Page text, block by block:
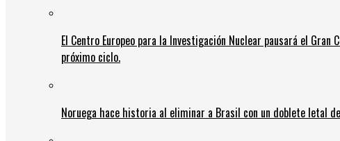
El Centro Europeo para la Investigación Nuclear pausará el
próximo ciclo.
Noruega hace historia al eliminar a Brasil con un doblete letal